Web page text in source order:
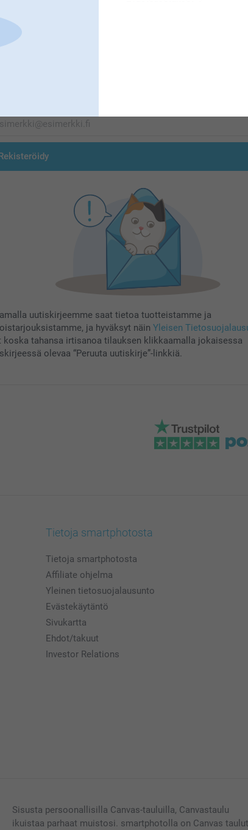
uutiskirjeemme saat tietoa tuotteistamme ja
ja hyväksyt näin Yleisen
koska tahansa irtisanoa tilauksen klikkaamalla jokaisessa
olevaa “Peruuta uutiskirje”-linkkiä.
Tietoja smartphotosta
Tietoja smartphotosta
Affiliate ohjelma
Yleinen tietosuojalausunto
Evästekäytäntö
Sivukartta
Ehdot/takuut
Investor Relations
Sisusta persoonallisilla Canvas-tauluilla, Canvastaulu
ikuistaa parhaat muistosi. smartphotolla on Canvas taulut